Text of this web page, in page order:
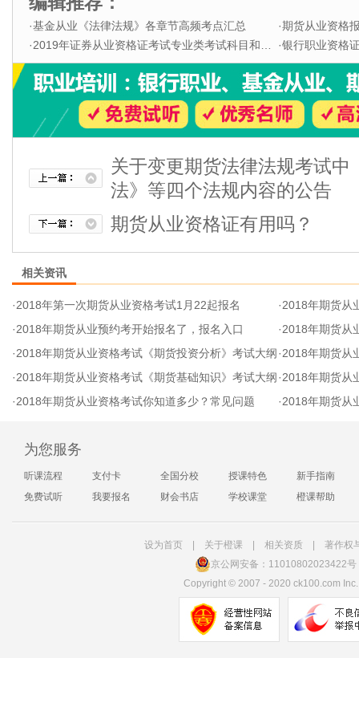
·基金从业《法律法规》各章节高频考点汇总 ·期货从业资格
·2019年证券从业资格证考试专业类考试科目和题型 ·银行职业资格证
关于变更期货法律法规考试中
法》等四个法规内容的公告
期货从业资格证有用吗？
相关资讯
·2018年第一次期货从业资格考试1月22起报名 ·2018年期货从
·2018年期货从业预约考开始报名了，报名入口 ·2018年期货从
·2018年期货从业资格考试《期货投资分析》考试大纲·2018年期货从
·2018年期货从业资格考试《期货基础知识》考试大纲·2018年期货从
·2018年期货从业资格考试你知道多少？常见问题 ·2018年期货从
为您服务
听课流程 支付卡 全国分校 授课特色
新手指南
免费试听
我要报名 财会书店 学校课堂 橙课帮助
设为首页| 关于橙课| 相关资质
著作权
京公网安备：11010802023422号
Copyright ©2007 - 2020 ck100.com